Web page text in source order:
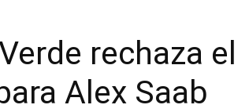
Claras
rechaza el
Alex Saab